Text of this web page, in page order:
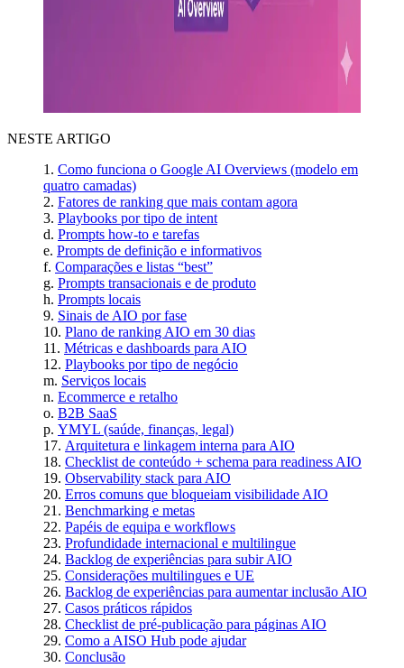
NESTE ARTIGO
Como funciona o Google AI Overviews (modelo em
quatro camadas)
Fatores de ranking que mais contam agora
Playbooks por tipo de intent
Prompts how-to e tarefas
Prompts de definição e informativos
Comparações e listas “best”
Prompts transacionais e de produto
Prompts locais
Sinais de AIO por fase
Plano de ranking AIO em 30 dias
Métricas e dashboards para AIO
Playbooks por tipo de negócio
Serviços locais
Ecommerce e retalho
B2B SaaS
YMYL (saúde, finanças, legal)
Arquitetura e linkagem interna para AIO
Checklist de conteúdo + schema para readiness AIO
Observability stack para AIO
Erros comuns que bloqueiam visibilidade AIO
Benchmarking e metas
Papéis de equipa e workflows
Profundidade internacional e multilingue
Backlog de experiências para subir AIO
Considerações multilingues e UE
Backlog de experiências para aumentar inclusão AIO
Casos práticos rápidos
Checklist de pré-publicação para páginas AIO
Como a AISO Hub pode ajudar
Conclusão